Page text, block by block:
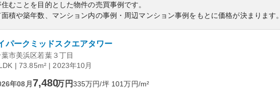
むことを目的とした物件の売買事例です。
積や築年数、マンション内の事例・周辺マンション事例をもとに価格が決まります。
パークミッドスクエアタワー
市美浜区若葉３丁目
| 73.85m² | 2023年10月
年08月 7,480万円335万円/坪 101万円/m²